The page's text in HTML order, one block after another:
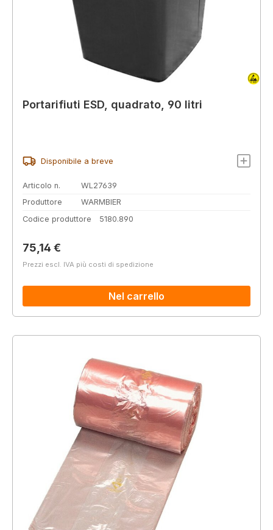
Portarifiuti ESD, quadrato, 90 litri
Disponibile a breve
Articolo n.
WL27639
Produttore
WARMBIER
Codice produttore
5180.890
Prezzo normale:
75,14 €
Prezzi escl. IVA più costi di spedizione
Nel carrello